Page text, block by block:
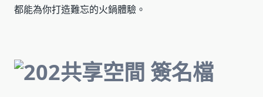
都能為你打造難忘的火鍋體驗。